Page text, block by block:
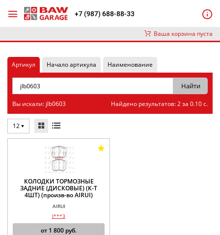
+7 (987) 688-88-33
Ваша корзина пуста
Артикул Начало артикула Наименование
Вы искали: jlb0603 Найдено результатов: 2 за 0.10 с.
12
КОЛОДКИ ТОРМОЗНЫЕ
ЗАДНИЕ (ДИСКОВЫЕ) (К-Т
4ШТ) (произв-во AIRUI)
AIRUI
J***3
от 1 800 руб.